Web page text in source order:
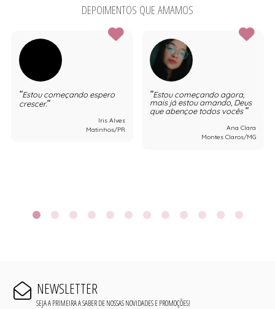
DEPOIMENTOS QUE AMAMOS
Estou começando espero
crescer.
Iris Alves
Matinhos/PR
Estou começando agora,
mais já estou amando, Deus
que abençoe todos vocês
Ana Clara
Montes Claros/MG
NEWSLETTER
SEJA A PRIMEIRA A SABER DE NOSSAS NOVIDADES E PROMOÇÕES!